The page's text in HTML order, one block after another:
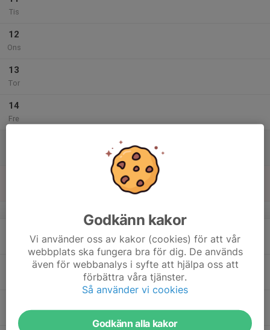
Tis
12
Ons
13
Tor
14
Fre
Ons
Godkänn kakor
Vi använder oss av kakor (cookies) för att vår
webbplats ska fungera bra för dig. De används
även för webbanalys i syfte att hjälpa oss att
förbättra våra tjänster.
Så använder vi cookies
Godkänn alla kakor